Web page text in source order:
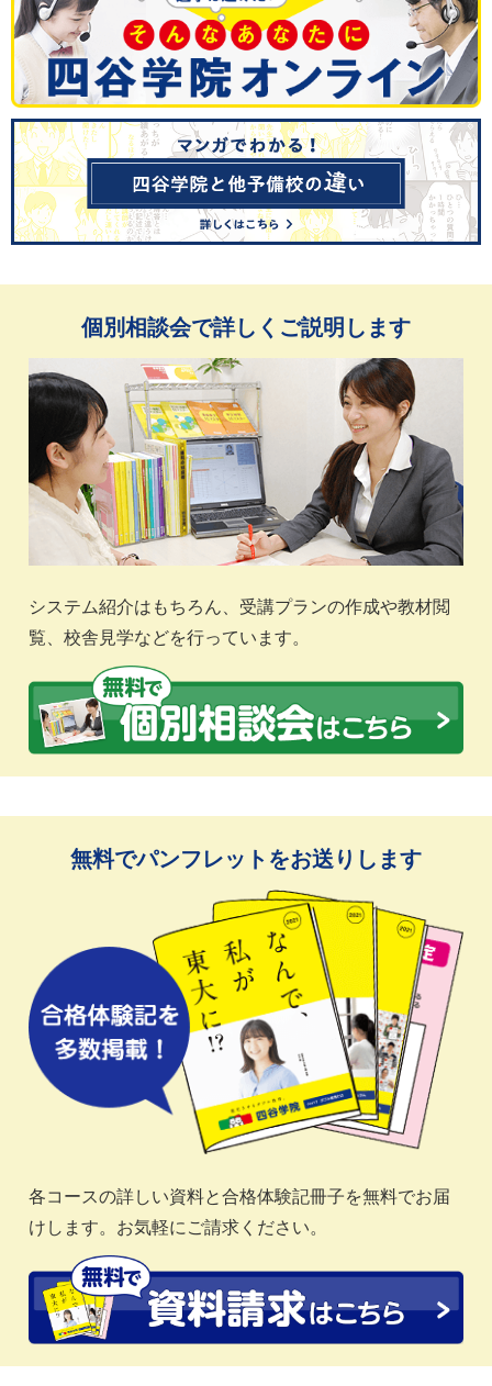
個別相談会で詳しくご説明します
システム紹介はもちろん、受講プランの作成や教材閲
覧、校舎見学などを行っています。
無料でパンフレットをお送りします
各コースの詳しい資料と合格体験記冊子を無料でお届
けします。お気軽にご請求ください。